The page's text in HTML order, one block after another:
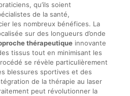
qu’ils soient
de la santé,
les nombreux bénéfices. La
sur des longueurs d’onde
thérapeutiqueinnovante
tissus tout en minimisant les
se révèle particulièrement
blessures sportives et des
de la thérapie au laser
peut révolutionner la